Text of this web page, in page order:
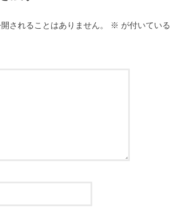
されることはありません。 ※ が付いている